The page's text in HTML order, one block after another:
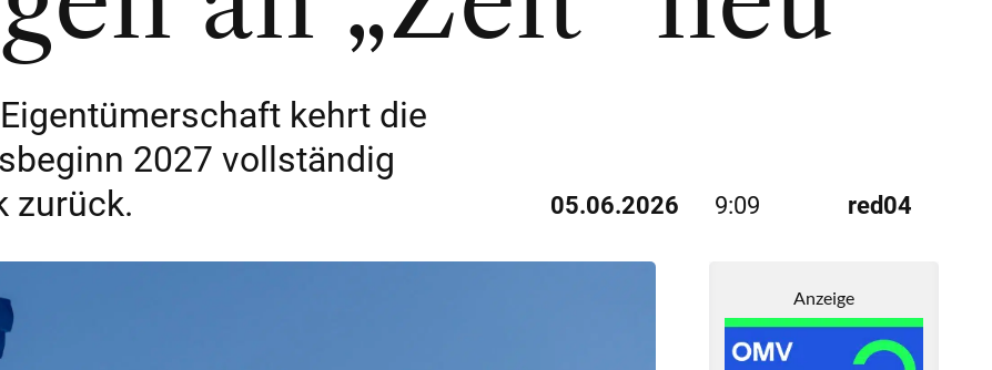
kehrt die
2027 vollständig
zurück.
05.06.2026 9:09 red04
Anzeige